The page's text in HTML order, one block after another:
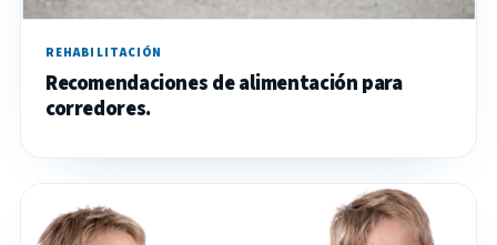
REHABILITACIÓN
Recomendaciones de alimentación para
corredores.